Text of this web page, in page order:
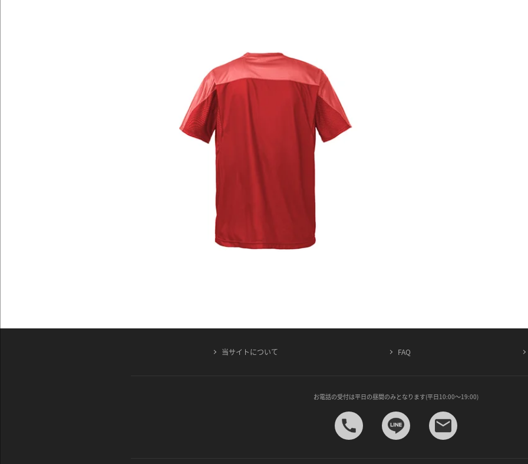
当サイトについて FAQ
お電話の受付は平日の昼間のみとなります(平日10:00～19:00)